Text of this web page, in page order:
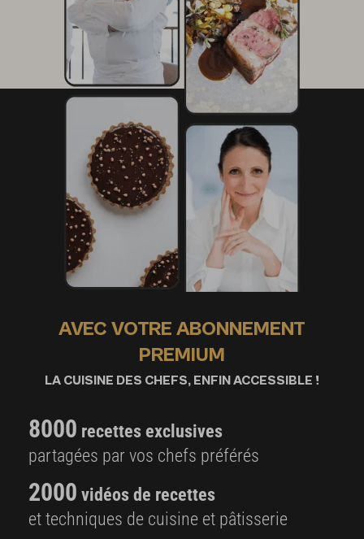
AVEC VOTRE ABONNEMENT
PREMIUM
LA CUISINE DES CHEFS, ENFIN ACCESSIBLE !
8000 recettes exclusives
partagées par vos chefs préférés
2000 vidéos de recettes
et techniques de cuisine et pâtisserie